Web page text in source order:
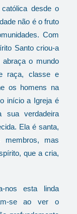
desde o
não é o fruto
Com
Santo criou-a
o mundo
raça, classe e
os homens na
início a Igreja é
sua verdadeira
Ela é santa,
membros, mas
que a cria,
nos esta linda
se ao ver o